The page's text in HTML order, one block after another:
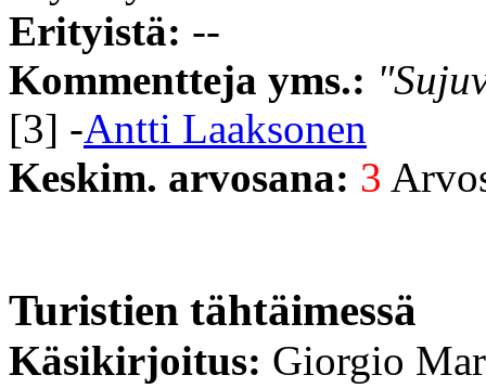
Erityistä: --
Kommentteja yms.:
[3] -Antti Laaksonen
Keskim. arvosana: 3
Turistien tähtäimessä
Käsikirjoitus: Giorgio